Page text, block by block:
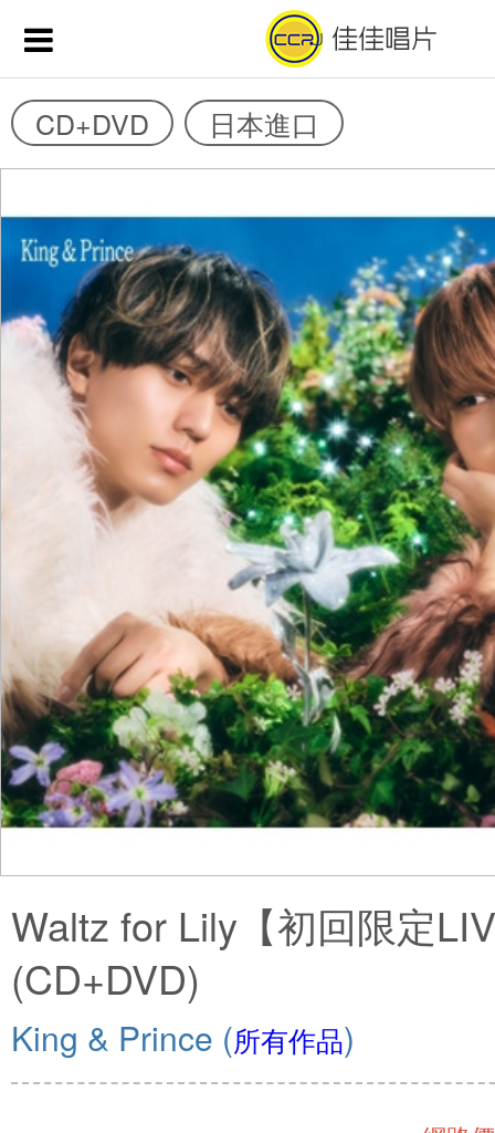
CD+DVD 日本進口
Waltz for Lily【初回限定
(CD+DVD)
King & Prince (所有作品)